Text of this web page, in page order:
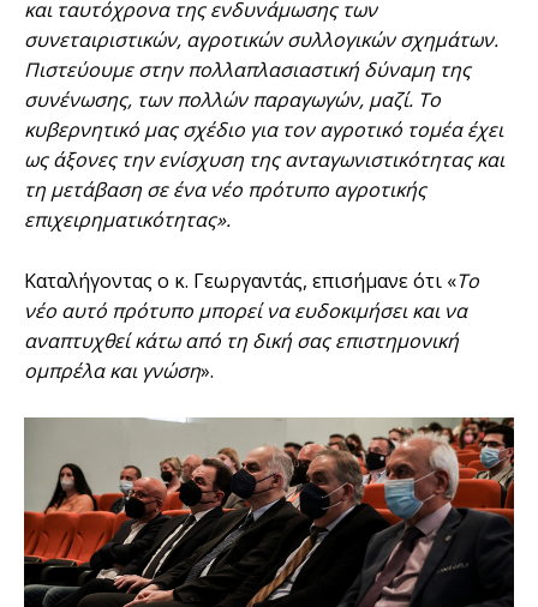
και ταυτόχρονα της ενδυνάμωσης των
συνεταιριστικών, αγροτικών συλλογικών σχημάτων.
Πιστεύουμε στην πολλαπλασιαστική δύναμη της
συνένωσης, των πολλών παραγωγών, μαζί. Το
κυβερνητικό μας σχέδιο για τον αγροτικό τομέα έχει
ως άξονες την ενίσχυση της ανταγωνιστικότητας και
τη μετάβαση σε ένα νέο πρότυπο αγροτικής
επιχειρηματικότητας».
Καταλήγοντας ο κ. Γεωργαντάς, επισήμανε ότι «Το
νέο αυτό πρότυπο μπορεί να ευδοκιμήσει και να
αναπτυχθεί κάτω από τη δική σας επιστημονική
ομπρέλα και γνώση».